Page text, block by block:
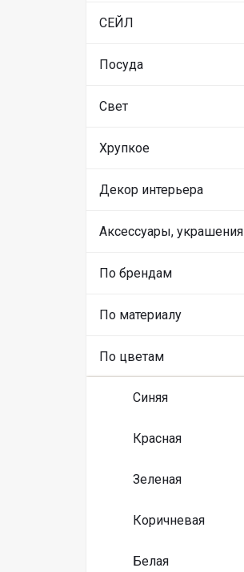
СЕЙЛ
Посуда
Свет
Хрупкое
Декор интерьера
Аксессуары, украшения
По брендам
По материалу
По цветам
Синяя
Красная
Зеленая
Коричневая
Белая